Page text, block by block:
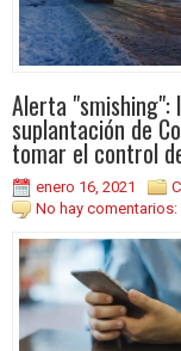
Alerta "smishing":
suplantación de
tomar el control
enero 16, 2021
No hay comentarios: